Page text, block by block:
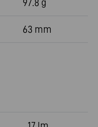
97.8 g
63 mm